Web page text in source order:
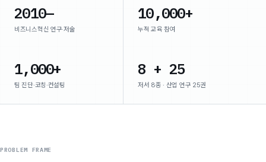
2010—
비즈니스혁신 연구·저술
10,000+
누적 교육 참여
1,000+
팀 진단·코칭·컨설팅
8 + 25
저서 8종 · 산업 연구 25권
PROBLEM FRAME